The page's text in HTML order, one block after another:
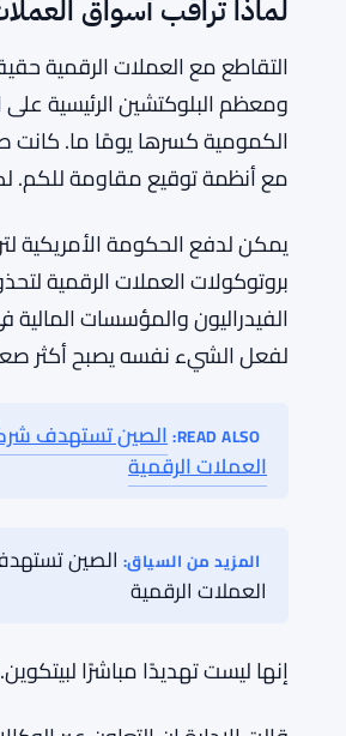
من الشركات الناشئة مليارات
الأساسية تاريخيًا هو ما يحافظ
وأماكن أخرى.
لذلك، الأوامر هي بيان نية.
لماذا تراقب أسواق
التقاطع مع العملات الرقمية
ومعظم البلوكتشين الرئيسية على
الكمومية كسرها يومًا ما.
مع أنظمة توقيع مقاومة للكم.
يمكن لدفع الحكومة الأمريكية
الفيدراليون والمؤسسات
لفعل الشيء نفسه يصبح أكثر
READ ALSO: الصين تستهدف
العملات الرقمية